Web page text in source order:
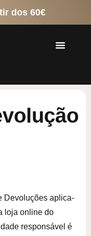
dos 60€
Devoluções aplica-
loja online do
responsável é